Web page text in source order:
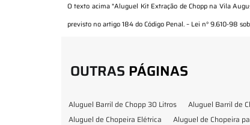
O texto acima "Aluguel Kit Extração de Chopp na Vila
previsto no artigo 184 do Código Penal. – Lei n° 9.610-98
OUTRAS PÁGINAS
Aluguel Barril de Chopp 30 Litros Aluguel Barril de
Aluguel de Chopeira Elétrica
Aluguel de Chopeira